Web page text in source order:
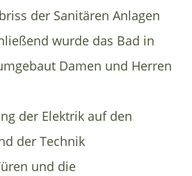
der Sanitären Anlagen
wurde das Bad in
Damen und Herren
der Elektrik auf den
der Technik
und die